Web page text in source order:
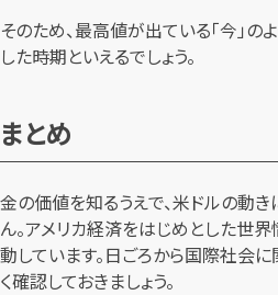
そのため、最高値が出ている「今」の
した時期といえるでしょう。
まとめ
金の価値を知るうえで、米ドルの動
ん。アメリカ経済をはじめとした世
動しています。日ごろから国際社会
く確認しておきましょう。